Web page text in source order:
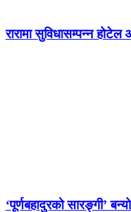
रारामा सुविधासम्पन्न होटेल
‘पूर्णबहादुरको सारङ्गी’